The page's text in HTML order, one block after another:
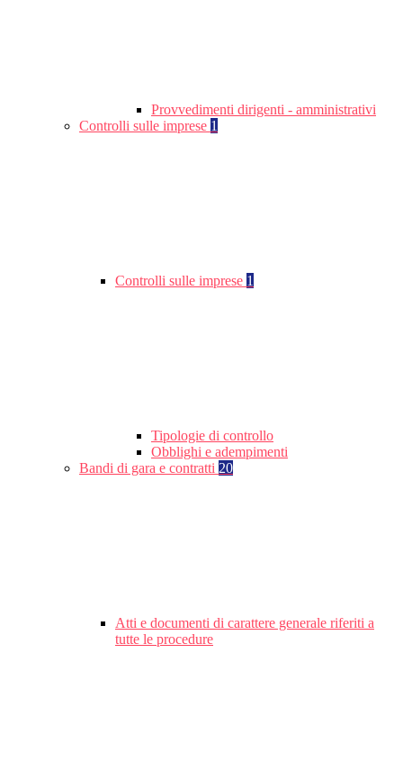
Provvedimenti dirigenti - amministrativi
Controlli sulle imprese 1
Controlli sulle imprese 1
Tipologie di controllo
Obblighi e adempimenti
Bandi di gara e contratti 20
Atti e documenti di carattere generale riferiti a
tutte le procedure